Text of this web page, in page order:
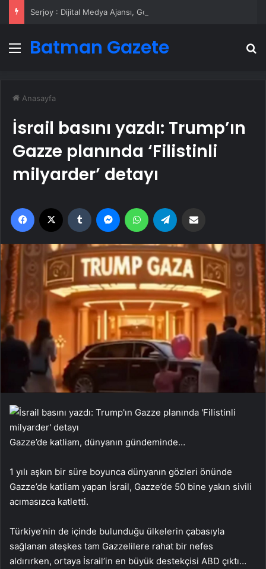
Menü
Batman Gazete
Anasayfa
İsrail basını yazdı: Trump’ın
Gazze planında ‘Filistinli
milyarder’ detayı
Facebook Tumblr MessengerWhatsApp
Gazze’de katliam, dünyanın gündeminde…
1 yılı aşkın bir süre boyunca dünyanın gözleri önünde
Gazze’de katliam yapan İsrail, Gazze’de 50 bine yakın sivili
acımasızca katletti.
Türkiye’nin de içinde bulunduğu ülkelerin çabasıyla
sağlanan ateşkes tam Gazzelilere rahat bir nefes
aldırırken, ortaya İsrail’in en büyük destekçisi ABD çıktı…